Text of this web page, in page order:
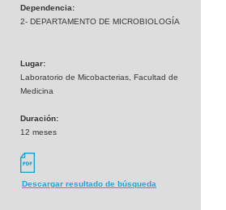
Dependencia:
2- DEPARTAMENTO DE MICROBIOLOGÍA
Lugar:
Laboratorio de Micobacterias, Facultad de
Medicina
Duración:
12 meses
Descargar resultado de búsqueda